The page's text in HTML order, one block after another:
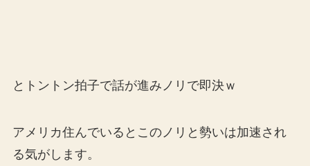
とトントン拍子で話が進みノリで即決ｗ
アメリカ住んでいるとこのノリと勢いは加速され
る気がします。